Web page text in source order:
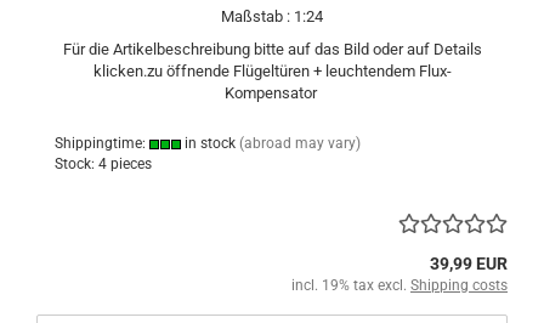
Maßstab : 1:24
Für die Artikelbeschreibung bitte auf das Bild oder auf Details
klicken.zu öffnende Flügeltüren + leuchtendem Flux-
Kompensator
Shippingtime: in stock (abroad may vary)
Stock: 4 pieces
39,99 EUR
incl. 19% tax excl. Shipping costs